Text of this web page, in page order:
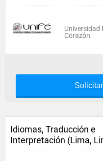
Universidad
Corazón
Idiomas, Traducción e
Interpretación (Lima,